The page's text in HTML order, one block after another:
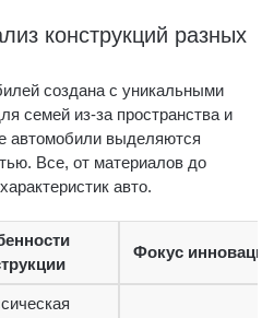
конструкций разных
создана с уникальными
семей из-за пространства и
автомобили выделяются
Все, от материалов до
авто.
Фокус инноваций